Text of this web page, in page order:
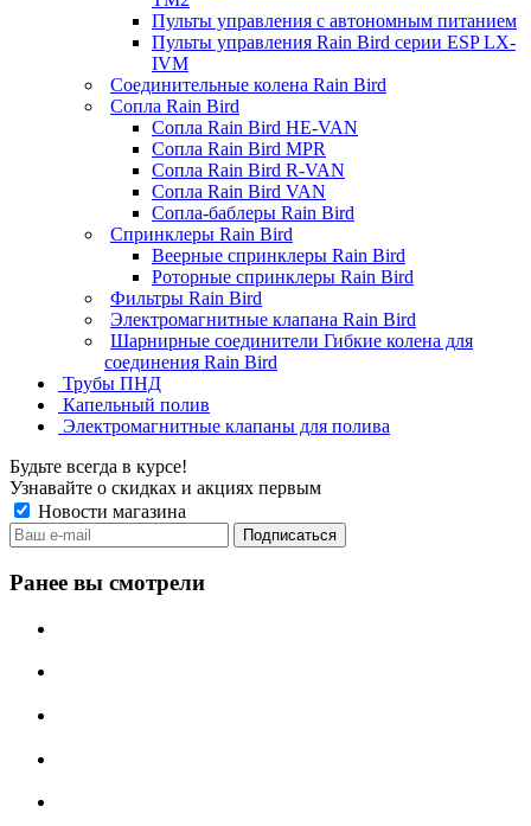
Пульты управления с автономным питанием
Пульты управления Rain Bird серии ESP LX-
IVM
Соединительные колена Rain Bird
Сопла Rain Bird
Сопла Rain Bird HE-VAN
Сопла Rain Bird MPR
Сопла Rain Bird R-VAN
Сопла Rain Bird VAN
Сопла-баблеры Rain Bird
Спринклеры Rain Bird
Веерные спринклеры Rain Bird
Роторные спринклеры Rain Bird
Фильтры Rain Bird
Электромагнитные клапана Rain Bird
Шарнирные соединители Гибкие колена для
соединения Rain Bird
Трубы ПНД
Капельный полив
Электромагнитные клапаны для полива
Будьте всегда в курсе!
Узнавайте о скидках и акциях первым
Новости магазина
Ранее вы смотрели